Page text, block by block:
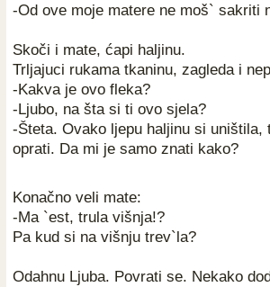
-Od ove moje matere ne moš` sakriti
Skoči i mate, ćapi haljinu.
Trljajuci rukama tkaninu, zagleda i
-Kakva je ovo fleka?
-Ljubo, na šta si ti ovo sjela?
-Šteta. Ovako ljepu haljinu si
oprati. Da mi je samo znati kako?
Konačno veli mate:
-Ma `est, trula višnja!?
Pa kud si na višnju trev`la?
Odahnu Ljuba. Povrati se. Nekako